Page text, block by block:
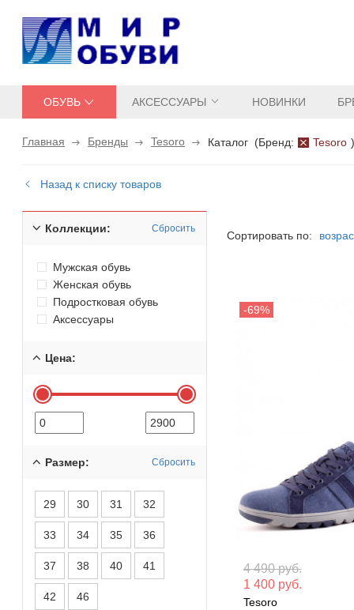
ОБУВЬ АКСЕССУАРЫ НОВИНКИ
Главная Бренды Tesoro Каталог (Бренд: Tesoro )
Назад к списку товаров
Коллекции: Сбросить
Мужская обувь
Женская обувь
Подростковая обувь
Аксессуары
Цена:
Размер: Сбросить
29 30 31 32
33 34 35 36
37 38 40 41
42 46
Сортировать по:
Материал вверха: Текстиль
Сезон: Лето
4 490 руб.
1 400 руб.
Tesoro
Материал
Сезон: Лето